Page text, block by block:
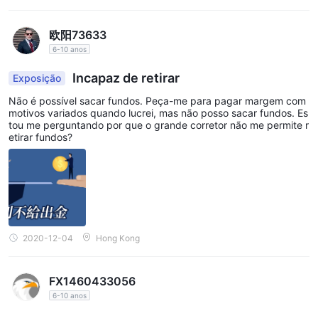
3. Em sua maravilhosa frase, eles fecharão posições obrigatoria
mente para evitar perdas quando você obtiver lucros. No mome
nto, os clientes não têm idéia, pois não sabem os números da e
m o fundo virtual e manipulam o mercado para fazer com que os
al de 10 ou 100 vezes, eles operaram o mercado para fazer com
que os clientes sofressem perdas.
欧阳73633
6-10 anos
Exposição Incapaz de retirar
Não é possível sacar fundos. Peça-me para pagar margem com
motivos variados quando lucrei, mas não posso sacar fundos. Es
tou me perguntando por que o grande corretor não me permite r
etirar fundos?
2020-12-04 Hong Kong
FX1460433056
6-10 anos